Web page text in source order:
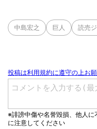
中島宏之 巨人 読売